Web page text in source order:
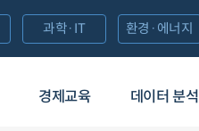
경제교육 데이터 분석
과학·IT 환경·에너지